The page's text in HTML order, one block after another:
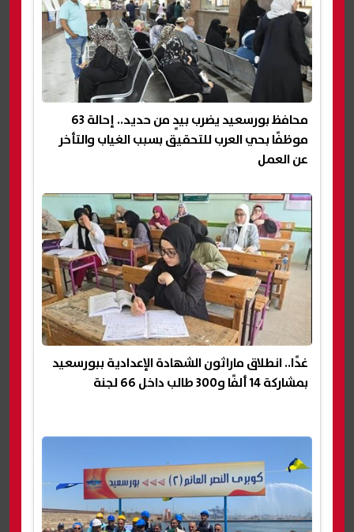
محافظ بورسعيد يضرب بيدٍ من حديد.. إحالة 63
موظفًا بحي العرب للتحقيق بسبب الغياب والتأخر
عن العمل
غدًا.. انطلاق ماراثون الشهادة الإعدادية ببورسعيد
بمشاركة 14 ألفًا و300 طالب داخل 66 لجنة